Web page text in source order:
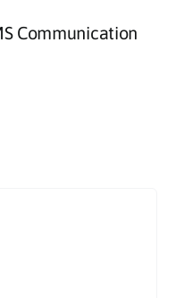
Communication